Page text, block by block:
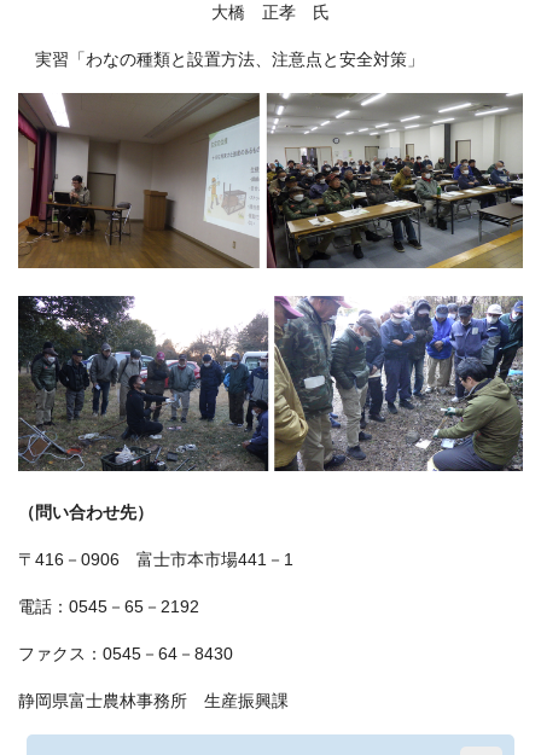
大橋 正孝 氏
実習「わなの種類と設置方法、注意点と安全対策」
（問い合わせ先）
〒416－0906 富士市本市場441－1
電話：0545－65－2192
ファクス：0545－64－8430
静岡県富士農林事務所 生産振興課